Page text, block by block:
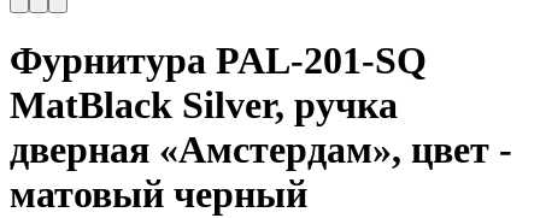
Фурнитура PAL-201-SQ
MatBlack Silver, ручка
дверная «Амстердам», цвет -
матовый черный